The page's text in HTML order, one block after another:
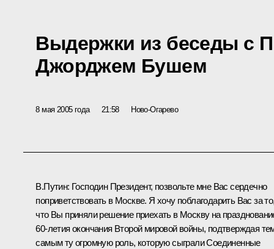
Выдержки из беседы с
Джорджем Бушем
8 мая 2005 года 21:58 Ново-Огарево
В.Путин: Господин Президент, позвольте мне Вас сердечно
поприветствовать в Москве. Я хочу поблагодарить Вас за
что Вы приняли решение приехать в Москву на
60-летия окончания Второй мировой войны, подтверждая
самым ту огромную роль, которую сыграли Соединенные